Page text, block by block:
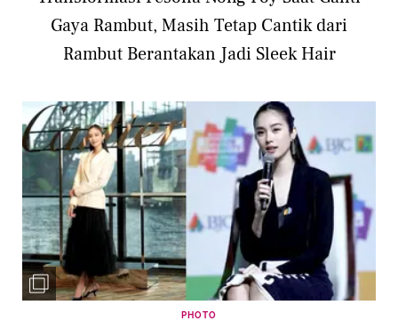
Gaya Rambut, Masih Tetap Cantik dari
Rambut Berantakan Jadi Sleek Hair
PHOTO